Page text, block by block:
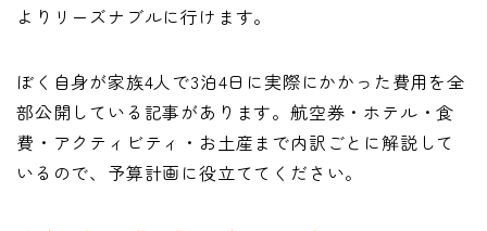
よりリーズナブルに行けます。
ぼく自身が家族4人で3泊4日に実際にかかった費用を全
部公開している記事があります。航空券・ホテル・食
費・アクティビティ・お土産まで内訳ごとに解説して
いるので、予算計画に役立ててください。